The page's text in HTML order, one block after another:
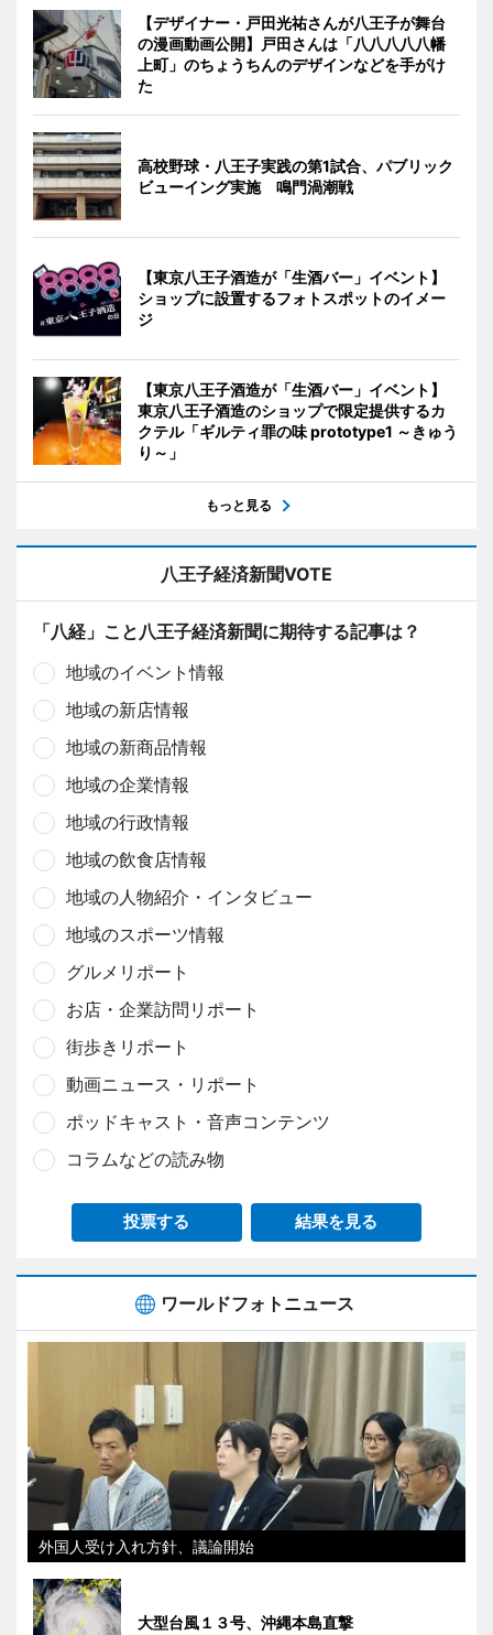
【デザイナー・戸田光祐さんが八王子が舞台
の漫画動画公開】戸田さんは「八八八八八幡
上町」のちょうちんのデザインなどを手がけ
た
高校野球・八王子実践の第1試合、パブリック
ビューイング実施 鳴門渦潮戦
【東京八王子酒造が「生酒バー」イベント】
ショップに設置するフォトスポットのイメー
ジ
【東京八王子酒造が「生酒バー」イベント】
東京八王子酒造のショップで限定提供するカ
クテル「ギルティ罪の味 prototype1 ～きゅう
り～」
もっと見る
八王子経済新聞VOTE
「八経」こと八王子経済新聞に期待する記事は？
地域のイベント情報
地域の新店情報
地域の新商品情報
地域の企業情報
地域の行政情報
地域の飲食店情報
地域の人物紹介・インタビュー
地域のスポーツ情報
グルメリポート
お店・企業訪問リポート
街歩きリポート
動画ニュース・リポート
ポッドキャスト・音声コンテンツ
コラムなどの読み物
投票する 結果を見る
ワールドフォトニュース
外国人受け入れ方針、議論開始
大型台風１３号、沖縄本島直撃